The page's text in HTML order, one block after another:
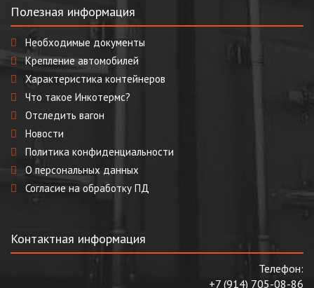
Полезная информация
Необходимые документы
Крепление автомобилей
Характеристика контейнеров
Что такое Инкотермс?
Отследить вагон
Новости
Политика конфиденциальности
О персональных данных
Согласие на обработку ПД
Контактная информация
Телефон:
+7 (914) 705-08-86